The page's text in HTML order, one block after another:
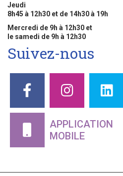
Jeudi
8h45 à 12h30 et de 14h30 à 19h
Mercredi de 9h à 12h30 et
le samedi de 9h à 12h30
Suivez-nous
APPLICATION
MOBILE